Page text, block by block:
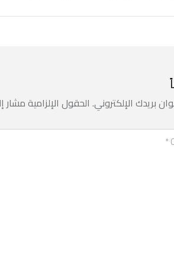
بريدك الإلكتروني.الحقول الإلزامية مشار